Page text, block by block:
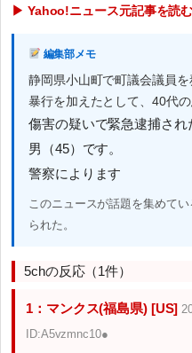
▶ Yahoo!ニュース元記事を読む
編集部メモ
静岡県小山町で町議会議員
暴行を加えたとして、40代
傷害の疑いで緊急逮捕さ
男（45）です。
警察によります
このニュースが話題を集めて
られた。
5chの反応（1件）
1：マンクス(福島県) [US]
ID:A5vzmnc10●